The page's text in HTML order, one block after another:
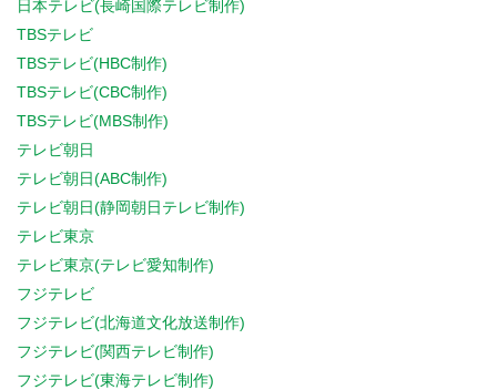
日本テレビ(長崎国際テレビ制作)
TBSテレビ
TBSテレビ(HBC制作)
TBSテレビ(CBC制作)
TBSテレビ(MBS制作)
テレビ朝日
テレビ朝日(ABC制作)
テレビ朝日(静岡朝日テレビ制作)
テレビ東京
テレビ東京(テレビ愛知制作)
フジテレビ
フジテレビ(北海道文化放送制作)
フジテレビ(関西テレビ制作)
フジテレビ(東海テレビ制作)